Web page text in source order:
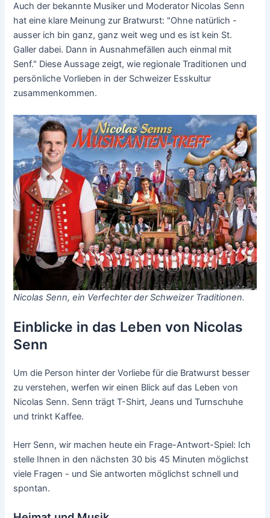
Auch der bekannte Musiker und Moderator Nicolas Senn
hat eine klare Meinung zur Bratwurst: "Ohne natürlich -
ausser ich bin ganz, ganz weit weg und es ist kein St.
Galler dabei. Dann in Ausnahmefällen auch einmal mit
Senf." Diese Aussage zeigt, wie regionale Traditionen und
persönliche Vorlieben in der Schweizer Esskultur
zusammenkommen.
Nicolas Senn, ein Verfechter der Schweizer Traditionen.
Einblicke in das Leben von Nicolas
Senn
Um die Person hinter der Vorliebe für die Bratwurst besser
zu verstehen, werfen wir einen Blick auf das Leben von
Nicolas Senn. Senn trägt T-Shirt, Jeans und Turnschuhe
und trinkt Kaffee.
Herr Senn, wir machen heute ein Frage-Antwort-Spiel: Ich
stelle Ihnen in den nächsten 30 bis 45 Minuten möglichst
viele Fragen - und Sie antworten möglichst schnell und
spontan.